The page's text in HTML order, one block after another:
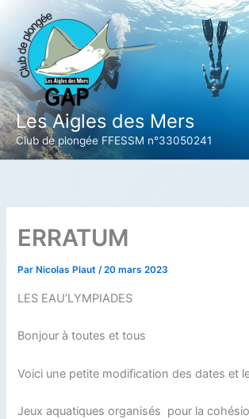
contenu
Les Aigles des Mers
Club de plongée FFESSM n°33050241
ERRATUM
Par Nicolas Plaut/20 mars 2023
LES EAU’LYMPIADES
Bonjour à toutes et tous
Voici une petite modification des dates et
Jeux aquatiques organisés pour la